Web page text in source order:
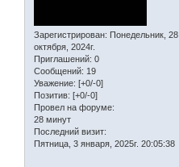
Зарегистрирован: Понедельник, 28
октября, 2024г.
Приглашений: 0
Сообщений: 19
Уважение: [+0/-0]
Позитив: [+0/-0]
Провел на форуме:
28 минут
Последний визит:
Пятница, 3 января, 2025г. 20:05:38